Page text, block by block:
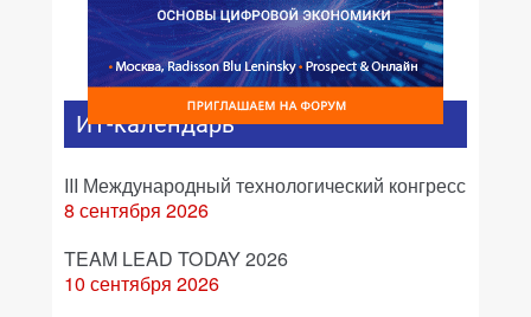
ИТ-календарь
III Международный технологический конгресс
8 сентября 2026
TEAM LEAD TODAY 2026
10 сентября 2026